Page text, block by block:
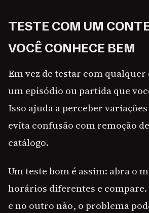
TESTE COM UM
VOCÊ CONHECE BEM
Em vez de testar com
um episódio ou partida que
Isso ajuda a perceber
evita confusão com remoção
catálogo.
Um teste bom é assim: abra o
horários diferentes e compare.
e no outro não, o problema